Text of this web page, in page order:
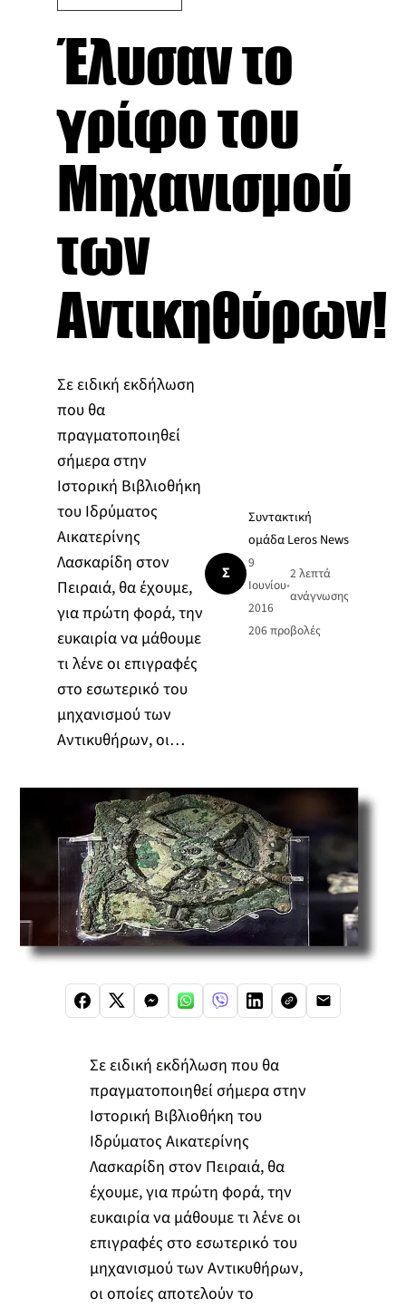
Έλυσαν το
γρίφο του
Μηχανισμού
των
Αντικηθύρων!
Σε ειδική εκδήλωση
που θα
πραγματοποιηθεί
σήμερα στην
Ιστορική Βιβλιοθήκη
του Ιδρύματος
Αικατερίνης
Λασκαρίδη στον
Πειραιά, θα έχουμε,
για πρώτη φορά, την
ευκαιρία να μάθουμε
τι λένε οι επιγραφές
στο εσωτερικό του
μηχανισμού των
Αντικυθήρων, οι…
Σ
Συντακτική
ομάδα Leros News
9
Ιουνίου
2016
•
2 λεπτά
ανάγνωσης
206προβολές
Σε ειδική εκδήλωση που θα
πραγματοποιηθεί σήμερα στην
Ιστορική Βιβλιοθήκη του
Ιδρύματος Αικατερίνης
Λασκαρίδη στον Πειραιά, θα
έχουμε, για πρώτη φορά, την
ευκαιρία να μάθουμε τι λένε οι
επιγραφές στο εσωτερικό του
μηχανισμού των Αντικυθήρων,
οι οποίες αποτελούν το